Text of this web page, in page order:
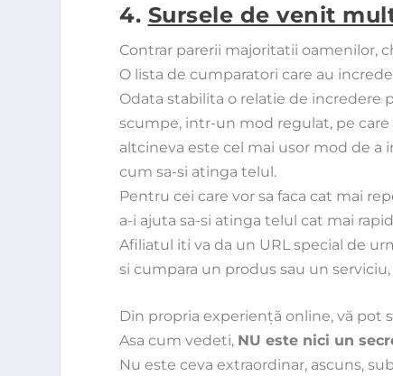
4. Sursele de venit
Contrar parerii majoritatii oamenilor,
O lista de cumparatori care au
Odata stabilita o relatie de incredere
scumpe, intr-un mod regulat, pe care
altcineva este cel mai usor mod de a
cum sa-si atinga telul.
Pentru cei care vor sa faca cat mai
a-i ajuta sa-si atinga telul cat mai
Afiliatul iti va da un URL special de
si cumpara un produs sau un
Din propria experienţă online, vă pot
Asa cum vedeti, NU este nici un
Nu este ceva extraordinar, ascuns,